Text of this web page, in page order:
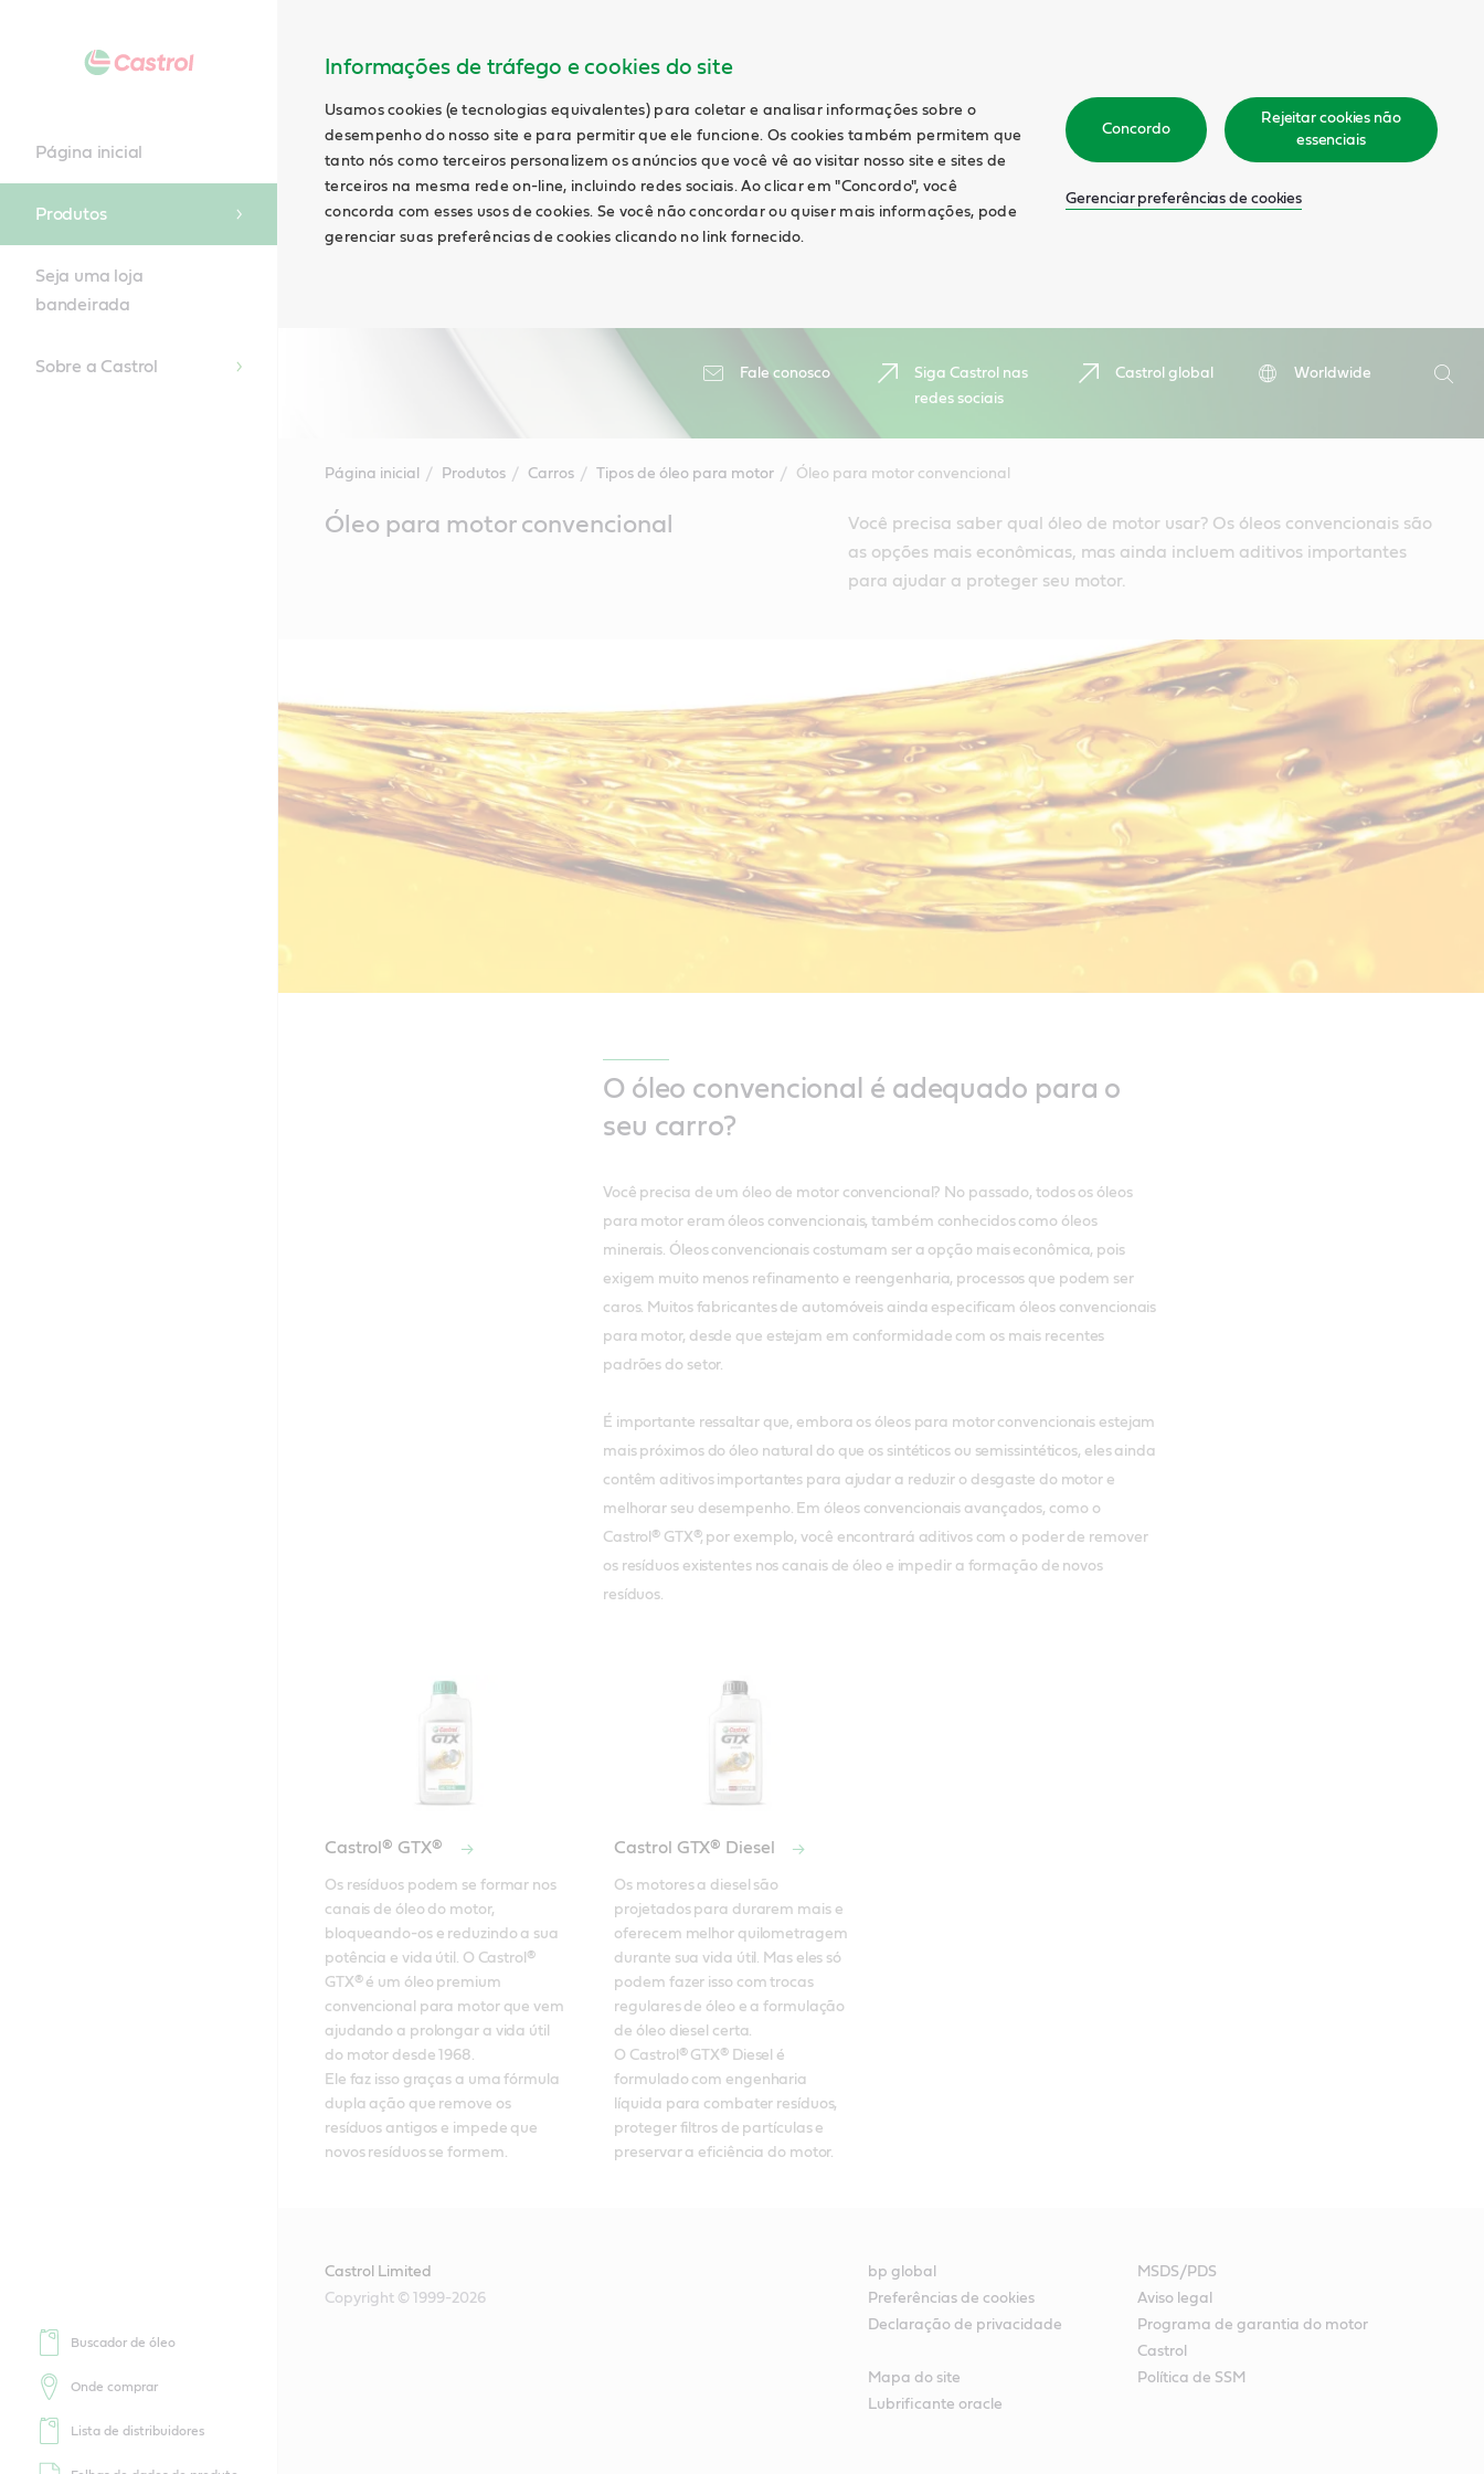
Informações de tráfego e cookies do site
Usamos cookies (e tecnologias equivalentes) para coletar e analisar informações sobre o
desempenho do nosso site e para permitir que ele funcione. Os cookies também permitem que
tanto nós como terceiros personalizem os anúncios que você vê ao visitar nosso site e sites de
terceiros na mesma rede on-line, incluindo redes sociais. Ao clicar em "Concordo", você
concorda com esses usos de cookies. Se você não concordar ou quiser mais informações, pode
gerenciar suas preferências de cookies clicando no link fornecido.
Concordo
Rejeitar cookies não
essenciais
Gerenciar preferências de cookies
Fale conosco
Siga Castrol nas
redes sociais
Castrol global
Worldwide
Página inicial
Produtos
Seja uma loja
bandeirada
Sobre a Castrol
Buscador de óleo
Onde comprar
Lista de distribuidores
Página inicial Produtos Carros Tipos de óleo para motor Óleo para motor convencional
ContentÓleo para motor convencional
Você precisa saber qual óleo de motor usar? Os óleos convencionais são
as opções mais econômicas, mas ainda incluem aditivos importantes
para ajudar a proteger seu motor.
O óleo convencional é adequado para o
seu carro?
Você precisa de um óleo de motor convencional? No passado, todos os óleos
para motor eram óleos convencionais, também conhecidos como óleos
minerais. Óleos convencionais costumam ser a opção mais econômica, pois
exigem muito menos refinamento e reengenharia, processos que podem ser
caros. Muitos fabricantes de automóveis ainda especificam óleos convencionais
para motor, desde que estejam em conformidade com os mais recentes
padrões do setor.
É importante ressaltar que, embora os óleos para motor convencionais estejam
mais próximos do óleo natural do que os sintéticos ou semissintéticos, eles ainda
contêm aditivos importantes para ajudar a reduzir o desgaste do motor e
melhorar seu desempenho. Em óleos convencionais avançados, como o
Castrol® GTX®, por exemplo, você encontrará aditivos com o poder de remover
os resíduos existentes nos canais de óleo e impedir a formação de novos
resíduos.
Castrol® GTX®
Os resíduos podem se formar nos
canais de óleo do motor,
bloqueando-os e reduzindo a sua
potência e vida útil. O Castrol®
GTX® é um óleo premium
convencional para motor que vem
ajudando a prolongar a vida útil
do motor desde 1968.
Ele faz isso graças a uma fórmula
dupla ação que remove os
resíduos antigos e impede que
novos resíduos se formem.
Castrol GTX® Diesel
Os motores a diesel são
projetados para durarem mais e
oferecem melhor quilometragem
durante sua vida útil. Mas eles só
podem fazer isso com trocas
regulares de óleo e a formulação
de óleo diesel certa.
O Castrol® GTX® Diesel é
formulado com engenharia
líquida para combater resíduos,
proteger filtros de partículas e
preservar a eficiência do motor.
Castrol Limited
Copyright © 1999-2026
bp global
MSDS/PDS
Preferências de cookies
Aviso legal
Declaração de privacidade
Programa de garantia do motor
Castrol
Mapa do site
Política de SSM
Lubrificante oracle